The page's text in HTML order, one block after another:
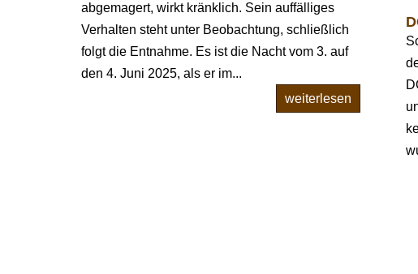
abgemagert, wirkt kränklich. Sein auffälliges
Verhalten steht unter Beobachtung, schließlich
folgt die Entnahme. Es ist die Nacht vom 3. auf
den 4. Juni 2025, als er im...
weiterlesen